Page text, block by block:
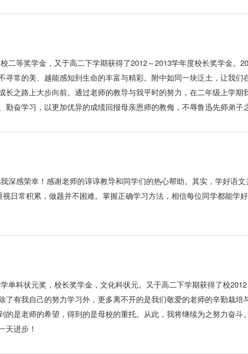
二等奖学金，又于高二下学期获得了2012～2013学年度校长奖学金。
常的美、越能感知到生命的丰富与精彩。附中如同一块泛土，让我
之路上大步向前。通过老师的教导与我平时的努力，在二年级上学
奋学习，以更加优异的成绩回报母亲恩师的教侮，不辱鲁迅先师弟子之
深感荣幸！感谢老师的谆谆教导和同学们的热心帮助。其实，学好语
日常积累，做题并不困难。掌握正确学习方法，相信每位同学都能
单科状元奖，校长奖学金，文化科状元。又于高二下学期获得了校
有我自己的努力学习外，更多离不开的是我们敬爱的老师的辛勤栽
是老师的希望，得到的是母校的重托。从此，我将继续为之努力奋
天进步！